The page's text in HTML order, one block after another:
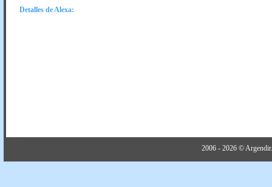
Detalles de Alexa:
2006 - 2026 ©